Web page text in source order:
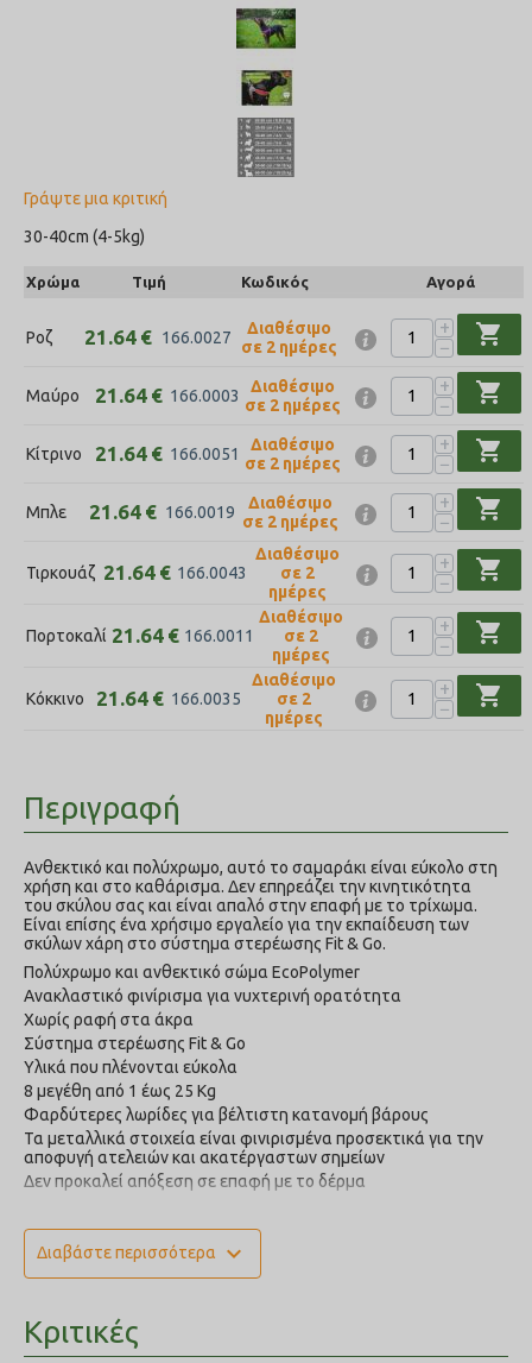
Γράψτε μια κριτική
30-40cm (4-5kg)
Χρώμα Τιμή Κωδικός Αγορά
Ροζ 21.64 € 166.0027
Διαθέσιμο
σε 2 ημέρες
+
−
shopping_cart
Μαύρο 21.64 € 166.0003
Διαθέσιμο
σε 2 ημέρες
+
−
shopping_cart
Κίτρινο 21.64 € 166.0051
Διαθέσιμο
σε 2 ημέρες
+
−
shopping_cart
Μπλε 21.64 € 166.0019
Διαθέσιμο
σε 2 ημέρες
+
−
shopping_cart
Τιρκουάζ 21.64 € 166.0043
Διαθέσιμο
σε 2
ημέρες
+
−
shopping_cart
Πορτοκαλί 21.64 € 166.0011
Διαθέσιμο
σε 2
ημέρες
+
−
shopping_cart
Κόκκινο 21.64 € 166.0035
Διαθέσιμο
σε 2
ημέρες
+
−
shopping_cart
Περιγραφή
Ανθεκτικό και πολύχρωμο, αυτό το σαμαράκι είναι εύκολο στη
χρήση και στο καθάρισμα. Δεν επηρεάζει την κινητικότητα
του σκύλου σας και είναι απαλό στην επαφή με το τρίχωμα.
Είναι επίσης ένα χρήσιμο εργαλείο για την εκπαίδευση των
σκύλων χάρη στο σύστημα στερέωσης Fit & Go.
Πολύχρωμο και ανθεκτικό σώμα EcoPolymer
Ανακλαστικό φινίρισμα για νυχτερινή ορατότητα
Χωρίς ραφή στα άκρα
Σύστημα στερέωσης Fit & Go
Υλικά που πλένονται εύκολα
8 μεγέθη από 1 έως 25 Kg
Φαρδύτερες λωρίδες για βέλτιστη κατανομή βάρους
Τα μεταλλικά στοιχεία είναι φινιρισμένα προσεκτικά για την
αποφυγή ατελειών και ακατέργαστων σημείων
Δεν προκαλεί απόξεση σε επαφή με το δέρμα
Νούμερο Διαστάσεις
1
20-30cm
3
Διαβάστε περισσότερα expand_more
Κριτικές